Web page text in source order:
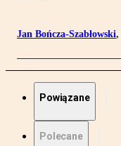
Jan Bończa-Szabłowski,
Powiązane
Polecane